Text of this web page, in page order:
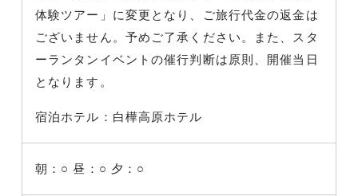
体験ツアー」に変更となり、ご旅行代金の返金は
ございません。予めご了承ください。また、スタ
ーランタンイベントの催行判断は原則、開催当日
となります。
宿泊ホテル：白樺高原ホテル
朝：○ 昼：○ 夕：○